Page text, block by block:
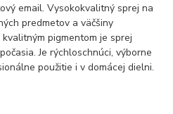
email. Vysokokvalitný sprej na
predmetov a väčšiny
pigmentom je sprej
Je rýchloschnúci, výborne
použitie i v domácej dielni.